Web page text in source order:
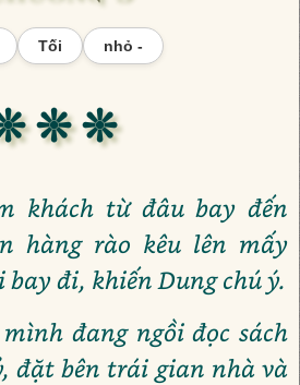
Tối nhỏ -
❊ ❊
khách từ đâu bay đến
hàng rào kêu lên mấy
bay đi, khiến Dung chú ý.
đang ngồi đọc sách
đặt bên trái gian nhà và